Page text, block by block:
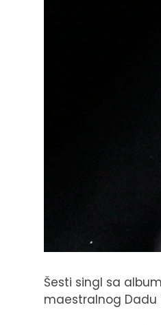
Šesti singl sa
maestralnog Dadu